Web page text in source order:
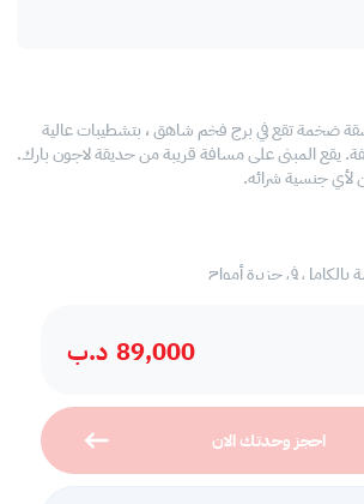
89,000 د.ب
احجز وحدتك الان
شقة ضخمة تقع في برج فخم شاهق ، بتشطيبات عالية
يقع المبنى على مسافة قريبة من حديقة لاجون بارك.
لأي جنسية شرائه.